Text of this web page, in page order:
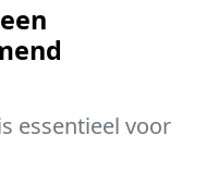
essentieel voor